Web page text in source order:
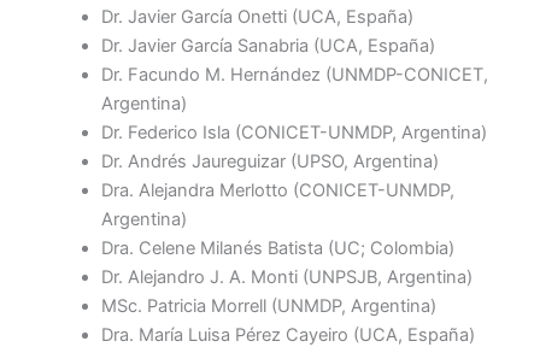
Dr. Javier García Onetti (UCA, España)
Dr. Javier García Sanabria (UCA, España)
Dr. Facundo M. Hernández (UNMDP-CONICET,
Argentina)
Dr. Federico Isla (CONICET-UNMDP, Argentina)
Dr. Andrés Jaureguizar (UPSO, Argentina)
Dra. Alejandra Merlotto (CONICET-UNMDP,
Argentina)
Dra. Celene Milanés Batista (UC; Colombia)
Dr. Alejandro J. A. Monti (UNPSJB, Argentina)
MSc. Patricia Morrell (UNMDP, Argentina)
Dra. María Luisa Pérez Cayeiro (UCA, España)